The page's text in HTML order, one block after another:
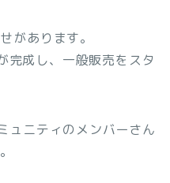
があります。
完成し、一般販売をスタ
ニティのメンバーさん